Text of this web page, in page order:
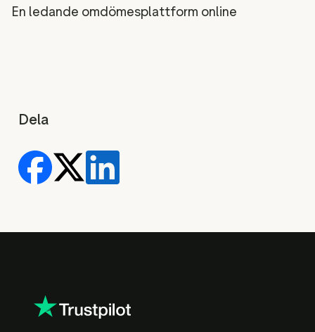
En ledande omdömesplattform online
Dela